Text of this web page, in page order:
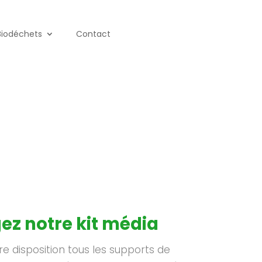
Contact
notre kit média
disposition tous les supports de